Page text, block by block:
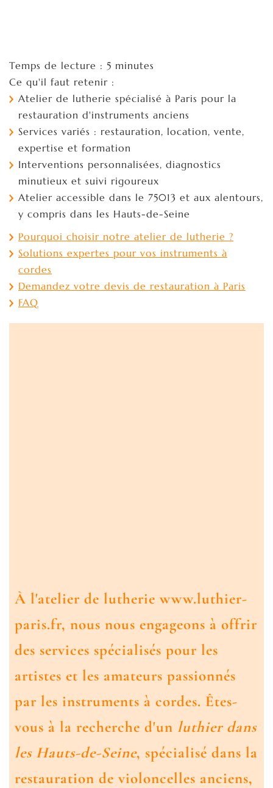
Temps de lecture : 5 minutes
Ce qu'il faut retenir :
Atelier de lutherie spécialisé à Paris pour la
restauration d'instruments anciens
Services variés : restauration, location, vente,
expertise et formation
Interventions personnalisées, diagnostics
minutieux et suivi rigoureux
Atelier accessible dans le 75013 et aux alentours,
y compris dans les Hauts-de-Seine
Pourquoi choisir notre atelier de lutherie ?
Solutions expertes pour vos instruments à
cordes
Demandez votre devis de restauration à Paris
FAQ
À l'atelier de lutherie www.luthier-
paris.fr, nous nous engageons à offrir
des services spécialisés pour les
artistes et les amateurs passionnés
par les instruments à cordes. Êtes-
vous à la recherche d'un luthier dans
les Hauts-de-Seine, spécialisé dans la
restauration de violoncelles anciens,